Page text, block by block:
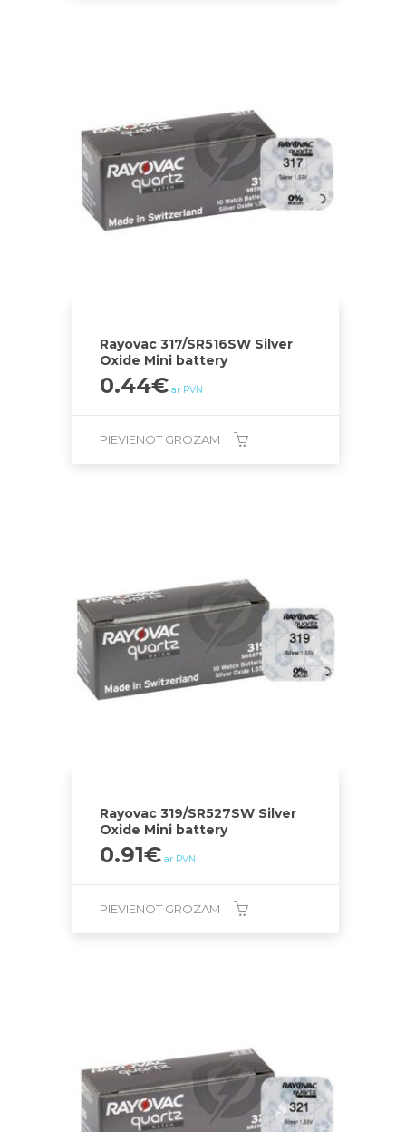
Rayovac 317/SR516SW Silver
Oxide Mini battery
0.44€ ar PVN
PIEVIENOT GROZAM
Rayovac 319/SR527SW Silver
Oxide Mini battery
0.91€ ar PVN
PIEVIENOT GROZAM